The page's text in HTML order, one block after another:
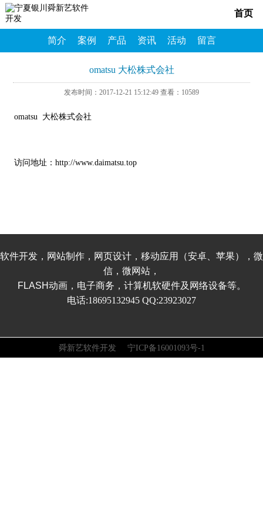
首页
简介 案例 产品 资讯 活动 留言
omatsu 大松株式会社
发布时间：2017-12-21 15:12:49 查看：10589
omatsu 大松株式会社
访问地址：http://www.daimatsu.top
软件开发，网站制作，网页设计，移动应用（安卓、苹果），微
信，微网站，
FLASH动画，电子商务，计算机软硬件及网络设备等。
电话:18695132945 QQ:23923027
舜新艺软件开发 宁ICP备16001093号-1